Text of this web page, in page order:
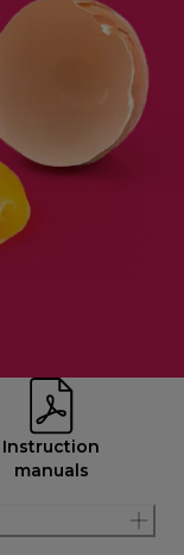
Instruction
manuals